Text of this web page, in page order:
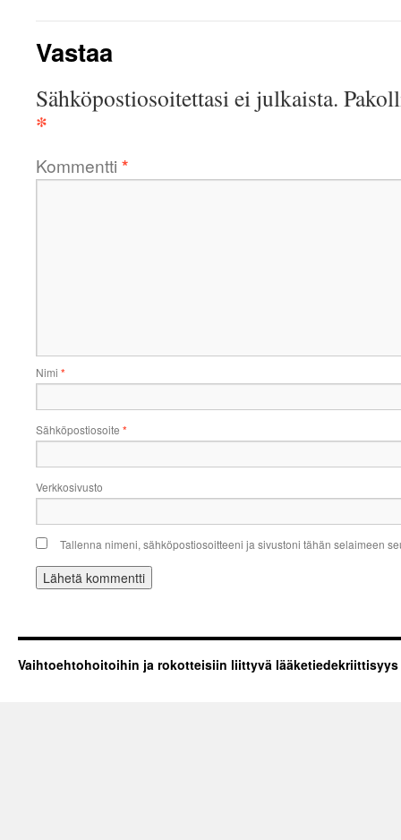
Vastaa
Sähköpostiosoitettasi ei julkaista.
*
Kommentti *
Nimi *
Sähköpostiosoite *
Verkkosivusto
Tallenna nimeni, sähköpostiosoitteeni ja sivustoni tähän selaimeen
Vaihtoehtohoitoihin ja rokotteisiin liittyvä lääketiedekriittisyys